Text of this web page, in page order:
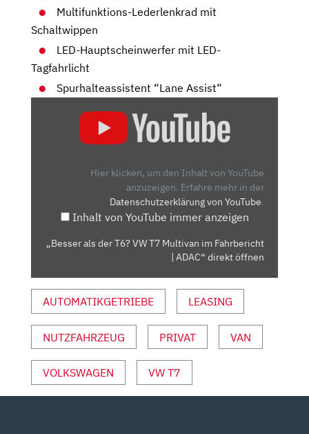
Multifunktions-Lederlenkrad mit
Schaltwippen
LED-Hauptscheinwerfer mit LED-
Tagfahrlicht
Spurhalteassistent “Lane Assist“
FAHRBERICHT
VON
YOUTUBE
Hier klicken, um den Inhalt von YouTube
anzuzeigen. Erfahre mehr in der
Datenschutzerklärung von YouTube.
Inhalt von YouTube immer anzeigen
„Besser als der T6? VW T7 Multivan im Fahrbericht
| ADAC“ direkt öffnen
AUTOMATIKGETRIEBE LEASING
NUTZFAHRZEUG PRIVAT VAN
VOLKSWAGEN VW T7